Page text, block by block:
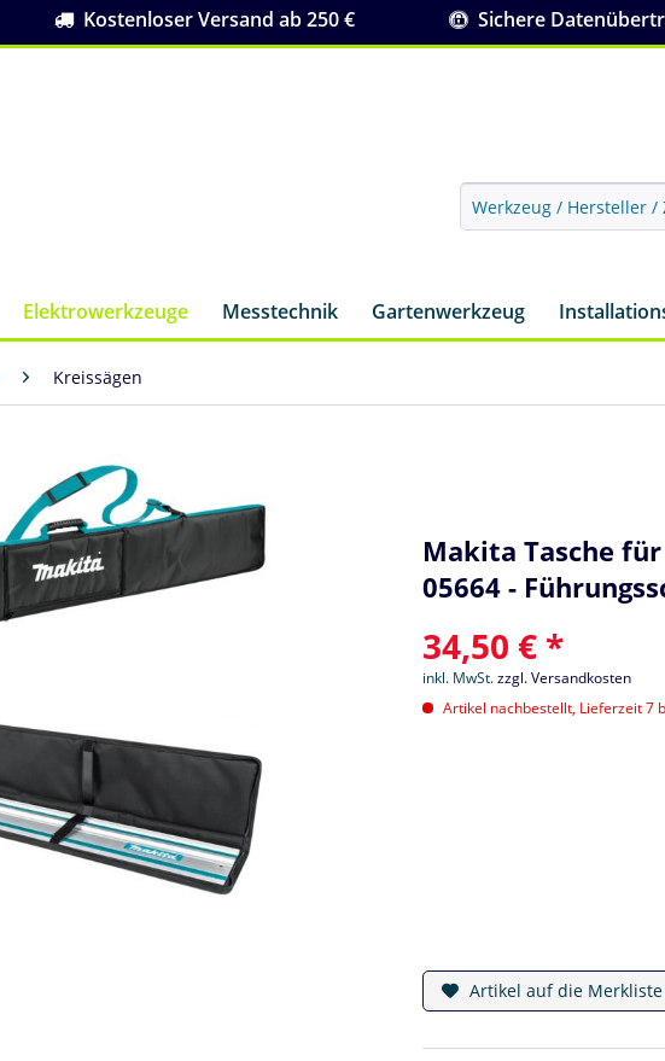
Kostenloser Versand ab 250 € Sichere
Elektrowerkzeuge Messtechnik Gartenwerkzeug
Kreissägen
Makita Tasche
05664 -
34,50 € *
inkl. MwSt.zzgl. Versandkosten
Artikel nachbestellt, Lieferzeit 7
Artikel auf die Merkliste